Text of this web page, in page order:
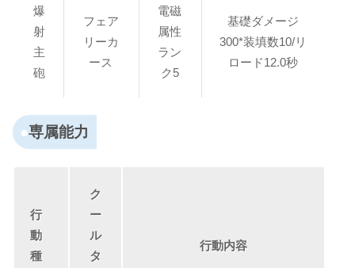
爆
射
主
砲
フェア
リーカ
ース
電磁
属性
ラン
ク5
基礎ダメージ
300*装填数10/リ
ロード12.0秒
専属能力
行
動
種
ク
ー
ル
タ
行動内容